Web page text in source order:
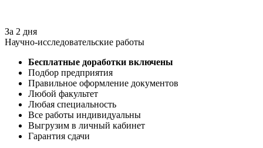
За 2 дня
Научно-исследовательские работы
Бесплатные доработки включены
Подбор предприятия
Правильное оформление документов
Любой факультет
Любая специальность
Все работы индивидуальны
Выгрузим в личный кабинет
Гарантия сдачи